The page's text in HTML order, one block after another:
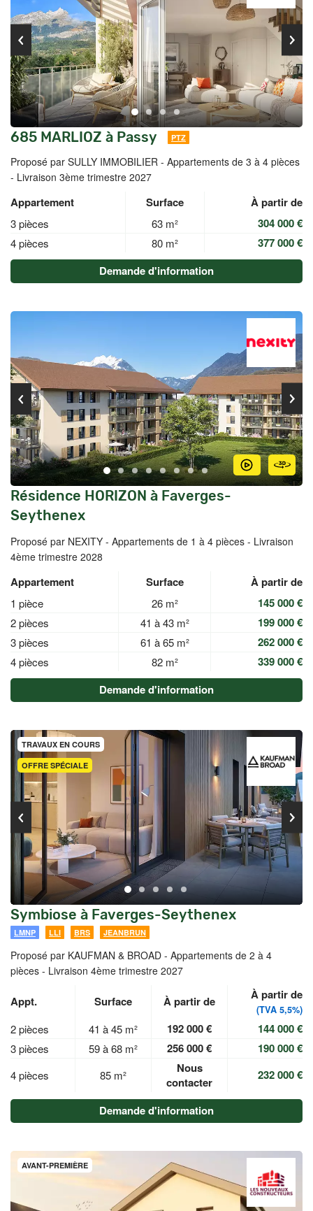
685 MARLIOZ à Passy PTZ
Proposé par SULLY IMMOBILIER - Appartements de 3 à 4 pièces
- Livraison 3ème trimestre 2027
Appartement Surface À partir de
3 pièces 63 m² 304 000 €
4 pièces 80 m²
377 000 €
Demande d'information
Résidence HORIZON à Faverges-
Seythenex
Proposé par NEXITY - Appartements de 1 à 4 pièces - Livraison
4ème trimestre 2028
Appartement Surface À partir de
1 pièce 26 m² 145 000 €
2 pièces 41 à 43 m² 199 000 €
3 pièces 61 à 65 m² 262 000 €
4 pièces 82 m²
339 000 €
Demande d'information
OFFRE SPÉCIALE
TRAVAUX EN COURS
Symbiose à Faverges-Seythenex
LMNP LLI BRS JEANBRUN
Proposé par KAUFMAN & BROAD - Appartements de 2 à 4
pièces - Livraison 4ème trimestre 2027
Appt. Surface À partir de À partir de
(TVA 5,5%)
2 pièces 41 à 45 m² 192 000 € 144 000 €
3 pièces 59 à 68 m² 256 000 € 190 000 €
4 pièces 85 m²
Nous
contacter
232 000 €
Demande d'information
AVANT-PREMIÈRE